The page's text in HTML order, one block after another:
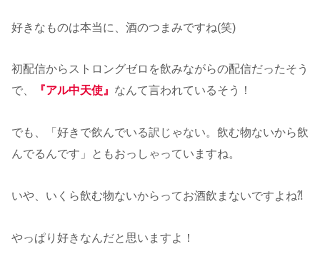
好きなものは本当に、酒のつまみですね(笑)
初配信からストロングゼロを飲みながらの配信だったそう
で、
『アル中天使』 なんて言われているそう！
でも、「好きで飲んでいる訳じゃない。飲む物ないから飲
んでるんです」ともおっしゃっていますね。
いや、いくら飲む物ないからってお酒飲まないですよね⁈
やっぱり好きなんだと思いますよ！